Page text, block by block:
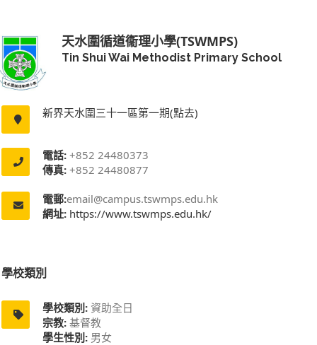
天水圍循道衞理小學(TSWMPS)
Tin Shui Wai Methodist Primary School
新界天水圍三十一區第一期(點去)
電話: +852 24480373
傳真: +852 24480877
電郵:email@campus.tswmps.edu.hk
網址: https://www.tswmps.edu.hk/
學校類別
學校類別: 資助全日
宗教: 基督教
學生性別: 男女